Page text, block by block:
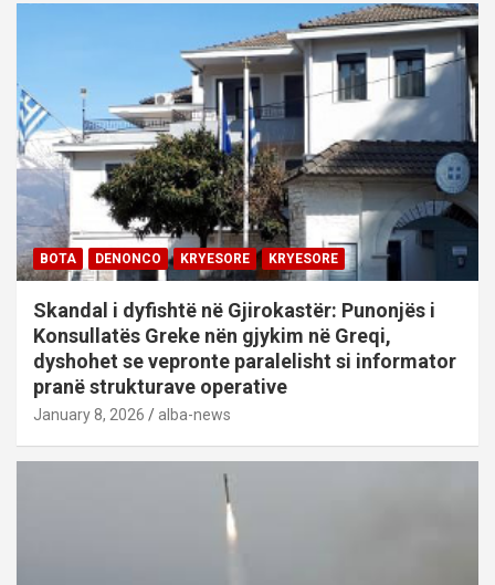
BOTA DENONCO KRYESORE KRYESORE
Skandal i dyfishtë në Gjirokastër: Punonjës i
Konsullatës Greke nën gjykim në Greqi,
dyshohet se vepronte paralelisht si informator
pranë strukturave operative
January 8, 2026 alba-news